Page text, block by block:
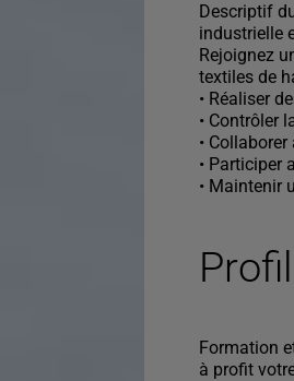
Descriptif
industrielle
Rejoignez
textiles de
• Réaliser
• Contrôler
•
• Participer
• Maintenir
Formation
à profit